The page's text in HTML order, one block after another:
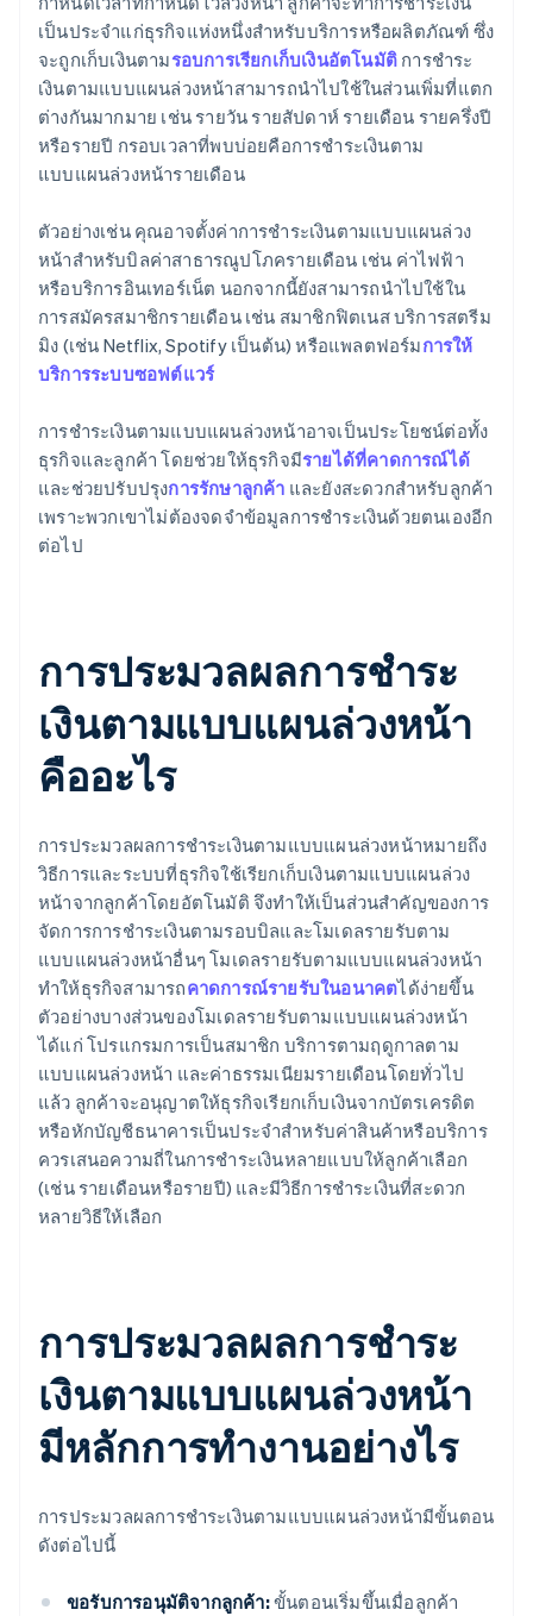
เป็นประจำแก่ธุรกิจแห่งหนึ่งสำหรับบริการหรือผลิตภัณฑ์ ซึ่ง
จะถูกเก็บเงินตามรอบการเรียกเก็บเงินอัตโนมัติ การชำระ
เงินตามแบบแผนล่วงหน้าสามารถนำไปใช้ในส่วนเพิ่มที่แตก
ต่างกันมากมาย เช่น รายวัน รายสัปดาห์ รายเดือน รายครึ่งปี
หรือรายปี กรอบเวลาที่พบบ่อยคือการชำระเงินตาม
แบบแผนล่วงหน้ารายเดือน
ตัวอย่างเช่น คุณอาจตั้งค่าการชำระเงินตามแบบแผนล่วง
หน้าสำหรับบิลค่าสาธารณูปโภครายเดือน เช่น ค่าไฟฟ้า
หรือบริการอินเทอร์เน็ต นอกจากนี้ยังสามารถนำไปใช้ใน
การสมัครสมาชิกรายเดือน เช่น สมาชิกฟิตเนส บริการสตรีม
มิง (เช่น Netflix, Spotify เป็นต้น) หรือแพลตฟอร์มการให้
บริการระบบซอฟต์แวร์
การชำระเงินตามแบบแผนล่วงหน้าอาจเป็นประโยชน์ต่อทั้ง
ธุรกิจและลูกค้า โดยช่วยให้ธุรกิจมีรายได้ที่คาดการณ์ได้
และช่วยปรับปรุงการรักษาลูกค้า และยังสะดวกสำหรับลูกค้า
เพราะพวกเขาไม่ต้องจดจำข้อมูลการชำระเงินด้วยตนเองอีก
ต่อไป
การประมวลผลการชำระ
เงินตามแบบแผนล่วงหน้า
คืออะไร
การประมวลผลการชำระเงินตามแบบแผนล่วงหน้าหมายถึง
วิธีการและระบบที่ธุรกิจใช้เรียกเก็บเงินตามแบบแผนล่วง
หน้าจากลูกค้าโดยอัตโนมัติ จึงทำให้เป็นส่วนสำคัญของการ
จัดการการชำระเงินตามรอบบิลและโมเดลรายรับตาม
แบบแผนล่วงหน้าอื่นๆ โมเดลรายรับตามแบบแผนล่วงหน้า
ทำให้ธุรกิจสามารถคาดการณ์รายรับในอนาคตได้ง่ายขึ้น
ตัวอย่างบางส่วนของโมเดลรายรับตามแบบแผนล่วงหน้า
ได้แก่ โปรแกรมการเป็นสมาชิก บริการตามฤดูกาลตาม
แบบแผนล่วงหน้า และค่าธรรมเนียมรายเดือนโดยทั่วไป
แล้ว ลูกค้าจะอนุญาตให้ธุรกิจเรียกเก็บเงินจากบัตรเครดิต
หรือหักบัญชีธนาคารเป็นประจำสำหรับค่าสินค้าหรือบริการ
ควรเสนอความถี่ในการชำระเงินหลายแบบให้ลูกค้าเลือก
(เช่น รายเดือนหรือรายปี) และมีวิธีการชำระเงินที่สะดวก
หลายวิธีให้เลือก
การประมวลผลการชำระ
เงินตามแบบแผนล่วงหน้า
มีหลักการทำงานอย่างไร
การประมวลผลการชำระเงินตามแบบแผนล่วงหน้ามีขั้นตอน
ดังต่อไปนี้
ขอรับการอนุมัติจากลูกค้า:ขั้นตอนเริ่มขึ้นเมื่อลูกค้า